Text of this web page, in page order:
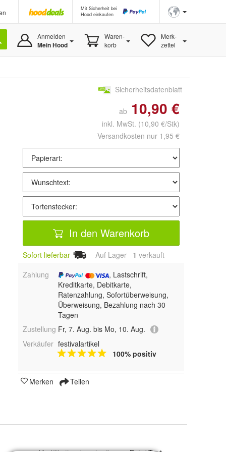
Mit Sicherheit bei
Hood einkaufen
Anmelden
Mein Hood
Waren-
korb
Merk-
zettel
Sicherheitsdatenblatt
ab 10,90 €
inkl. MwSt. (10,90 €/Stk)
Versandkosten nur 1,95 €
In den Warenkorb
Sofort lieferbar Auf Lager 1 verkauft
Zahlung
, Lastschrift,
Kreditkarte, Debitkarte,
Ratenzahlung, Sofortüberweisung,
Überweisung, Bezahlung nach 30
Tagen
Zustellung Fr, 7. Aug. bis Mo, 10. Aug.
Verkäufer festivalartikel
100% positiv
Merken Teilen